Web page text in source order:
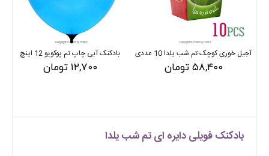
آجیل خوری کوچک تم شب یلدا 10 عددی
۵۸,۴۰۰ تومان
بادکنک آبی چاپ تم پوکویو 12 اینچ
۱۲,۷۰۰ تومان
بادکنک فویلی دایره ای تم شب یلدا